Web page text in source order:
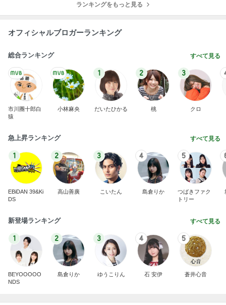
ランキングをもっと見る
オフィシャルブロガーランキング
総合ランキング すべて見る
市川團十郎白
猿
小林麻央
1
だいたひかる
2
桃
3
クロ
急上昇ランキング すべて見る
1
EBiDAN 39&Ki
DS
2
高山善廣
3
こいたん
4
島倉りか
5
つばきファク
トリー
新登場ランキング すべて見る
1
BEYOOOOO
NDS
2
島倉りか
3
ゆうこりん
4
石 安伊
5
蒼井心音